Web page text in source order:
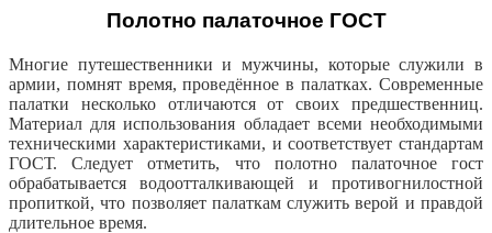
Полотно палаточное ГОСТ
Многие путешественники и мужчины, которые служили в
армии, помнят время, проведённое в палатках. Современные
палатки несколько отличаются от своих предшественниц.
Материал дляиспользования обладает всеми необходимыми
техническими характеристиками, и соответствует стандартам
ГОСТ. Следует отметить, что полотно палаточное гост
обрабатывается водоотталкивающей и противогнилостной
пропиткой, что позволяет палаткам служить верой и правдой
длительное время.